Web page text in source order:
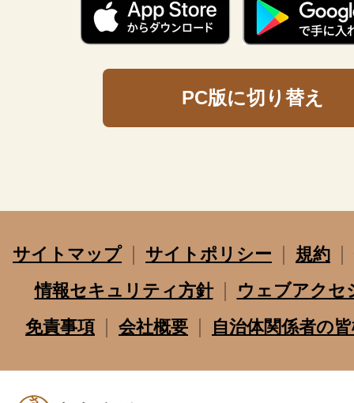
PC版に切り替え
サイトマップ サイトポリシー
規約
情報セキュリティ方針
ウェブアクセ
免責事項
会社概要 自治体関係者の